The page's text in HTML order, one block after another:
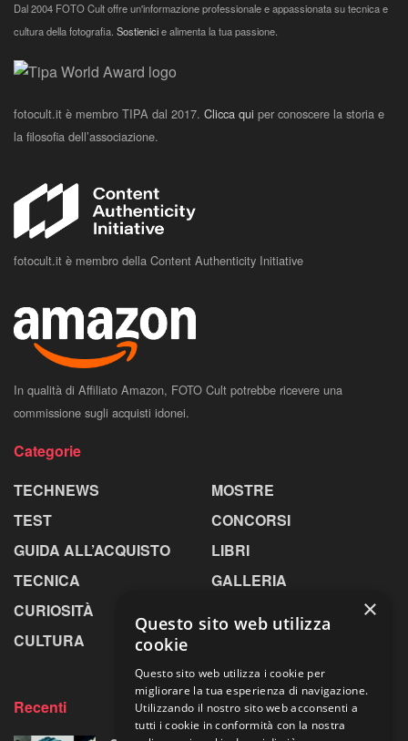
Dal 2004 FOTO Cult offre un'informazione professionale e appassionata su tecnica e
cultura della fotografia. Sostienicie alimenta la tua passione.
fotocult.it è membro TIPA dal 2017. Clicca qui per conoscere la storia e
la filosofia dell’associazione.
fotocult.it è membro della Content Authenticity Initiative
In qualità di Affiliato Amazon, FOTO Cult potrebbe ricevere una
commissione sugli acquisti idonei.
Categorie
TECHNEWS
TEST
GUIDA ALL’ACQUISTO
TECNICA
CURIOSITÀ
CULTURA
MOSTRE
CONCORSI
LIBRI
GALLERIA
Recenti
×
Questo sito web utilizza
cookie
Questo sito web utilizza i cookie per
migliorare la tua esperienza di navigazione.
Utilizzando il nostro sito web acconsenti a
tutti i cookie in conformità con la nostra